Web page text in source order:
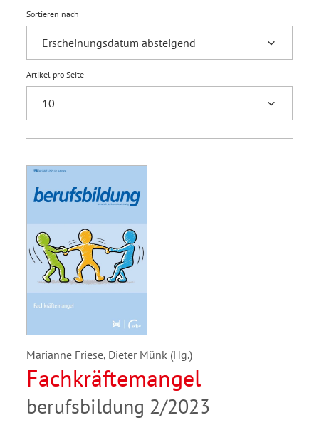
Sortieren nach
Artikel pro Seite
Marianne Friese, Dieter Münk (Hg.)
Fachkräftemangel
berufsbildung 2/2023